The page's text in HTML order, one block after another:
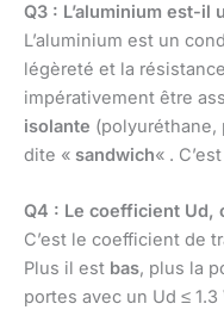
Q3 : L’aluminium est-il
L’aluminium est un
légèreté et la
impérativement être
isolante (polyuréthane,
dite « sandwich« .
Q4 : Le coefficient Ud,
C’est le coefficient de
Plus il est bas, plus la
portes avec un Ud ≤